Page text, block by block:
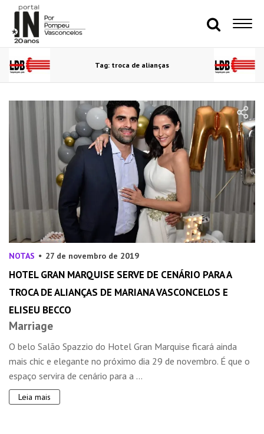
Tag: troca de alianças
NOTAS 27 de novembro de 2019
HOTEL GRAN MARQUISE SERVE DE CENÁRIO PARA A
TROCA DE ALIANÇAS DE MARIANA VASCONCELOS E
ELISEU BECCO
Marriage
O belo Salão Spazzio do Hotel Gran Marquise ficará ainda
mais chic e elegante no próximo dia 29 de novembro. É que o
espaço servira de cenário para a ...
Leia mais